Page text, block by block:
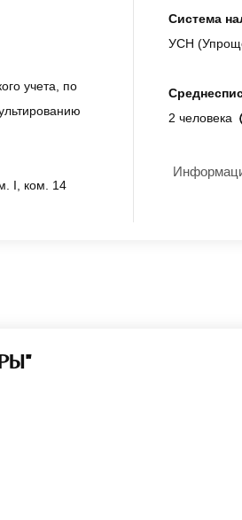
учета, по
I, ком. 14
Система
УСН
2 человека